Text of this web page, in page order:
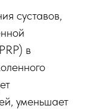
суставов,
в
уменьшает